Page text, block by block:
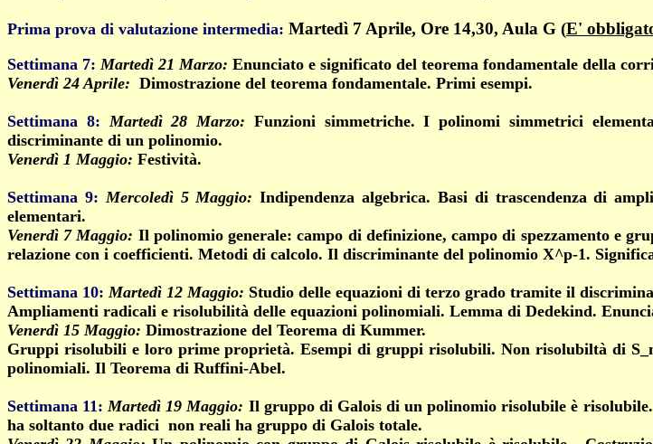
Prima prova di valutazione intermedia: Martedì 7 Aprile, Ore 14,30, Aula G (E'
Settimana 7:Martedì 21 Marzo: Enunciato e significato del teorema fondamentale della
Venerdì 24 Aprile: Dimostrazione del teorema fondamentale. Primi esempi.
Settimana 8:Martedì 28 Marzo: Funzioni simmetriche.I polinomi simmetrici
discriminante di un polinomio.
Venerdì 1 Maggio: Festività.
Settimana 9:Mercoledì 5 Maggio:Indipendenza algebrica. Basi di trascendenza di
elementari.
Venerdì 7 Maggio: Il polinomio generale: campo di definizione, campo di spezzamento e
relazione con i coefficienti. Metodi di calcolo. Il discriminante del polinomio X^p-1.
Settimana 10:Martedì 12 Maggio: Studio delle equazioni di terzo grado tramite il
Ampliamenti radicali e risolubilità delle equazioni polinomiali. Lemma di Dedekind.
Venerdì 15 Maggio: Dimostrazione del Teorema di Kummer.
Gruppi risolubili e loro prime proprietà. Esempi di gruppi risolubili. Non risolubiltà di
polinomiali. Il Teorema di Ruffini-Abel.
Settimana 11:Martedì 19 Maggio: Il gruppo di Galois di un polinomio risolubile è
ha soltanto due radici non reali ha gruppo di Galois totale.